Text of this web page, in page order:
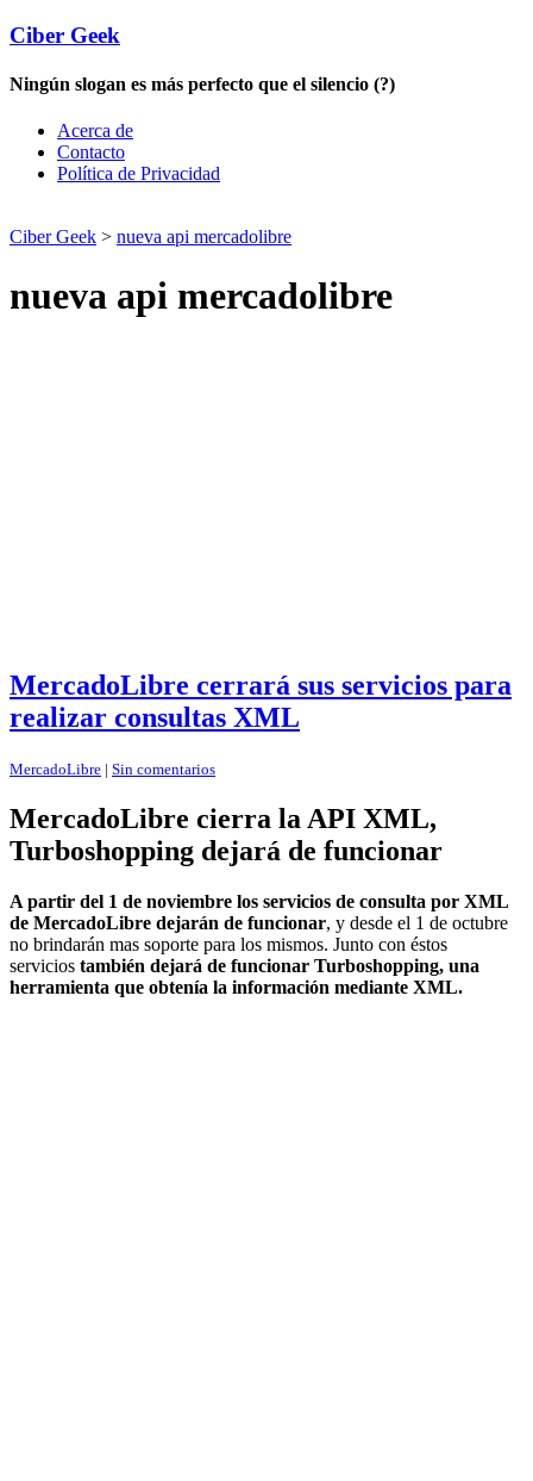
Ciber Geek
Ningún slogan es más perfecto que el silencio (?)
Acerca de
Contacto
Política de Privacidad
Ciber Geek > nueva api mercadolibre
nueva api mercadolibre
MercadoLibre cerrará sus servicios para
realizar consultas XML
MercadoLibre | Sin comentarios
MercadoLibre cierra la API XML,
Turboshopping dejará de funcionar
A partir del 1 de noviembre los servicios de consulta por XML
de MercadoLibre dejarán de funcionar, y desde el 1 de octubre
no brindarán mas soporte para los mismos. Junto con éstos
servicios también dejará de funcionar Turboshopping, una
herramienta que obtenía la información mediante XML.